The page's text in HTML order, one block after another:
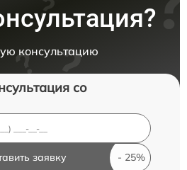
консультацию
со
заявку